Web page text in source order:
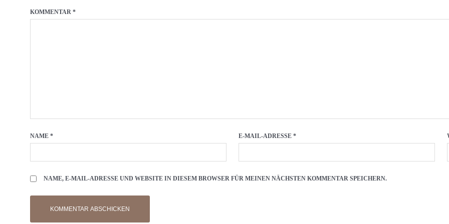
KOMMENTAR *
NAME * E-MAIL-ADRESSE*
NAME, E-MAIL-ADRESSE UND WEBSITE IN DIESEM BROWSER FÜR MEINEN NÄCHSTEN KOMMENTAR SPEICHERN.